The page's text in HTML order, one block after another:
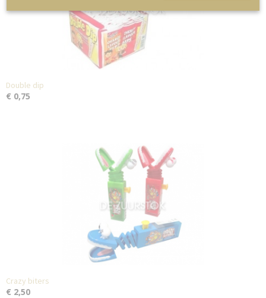
Double dip
€ 0,75
Crazy biters
€ 2,50